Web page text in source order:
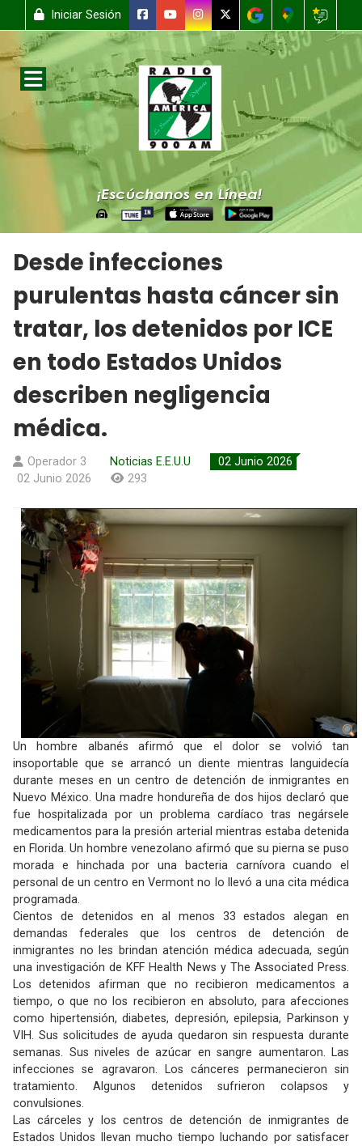
Iniciar Sesión
Desde infecciones
purulentas hasta cáncer sin
tratar, los detenidos por ICE
en todo Estados Unidos
describen negligencia
médica.
Operador 3 Noticias E.E.U.U
02 Junio 2026
02 Junio 2026
293
Un hombre albanés afirmó que el dolor se volvió tan
insoportable que se arrancó un diente mientras languidecía
durante meses en un centro de detención de inmigrantes en
Nuevo México. Una madre hondureña de dos hijos declaró que
fue hospitalizada por un problema cardíaco tras negársele
medicamentos para la presión arterial mientras estaba detenida
en Florida. Un hombre venezolano afirmó que su pierna se puso
morada e hinchada por una bacteria carnívora cuando el
personal de un centro en Vermont no lo llevó a una cita médica
programada.
Cientos de detenidos en al menos 33 estados alegan en
demandas federales que los centros de detención de
inmigrantes no les brindan atención médica adecuada, según
una investigación de KFF Health News y The Associated Press.
Los detenidos afirman que no recibieron medicamentos a
tiempo, o que no los recibieron en absoluto, para afecciones
como hipertensión, diabetes, depresión, epilepsia, Parkinson y
VIH. Sus solicitudes de ayuda quedaron sin respuesta durante
semanas. Sus niveles de azúcar en sangre aumentaron. Las
infecciones se agravaron. Los cánceres permanecieron sin
tratamiento. Algunos detenidos sufrieron colapsos y
convulsiones.
Las cárceles y los centros de detención de inmigrantes de
Estados Unidos llevan mucho tiempo luchando por satisfacer